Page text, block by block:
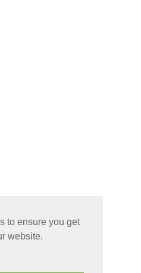
to ensure you get
website.